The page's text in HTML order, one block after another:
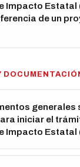
Impacto Estatal
de un
generales
iniciar el
Impacto Estatal